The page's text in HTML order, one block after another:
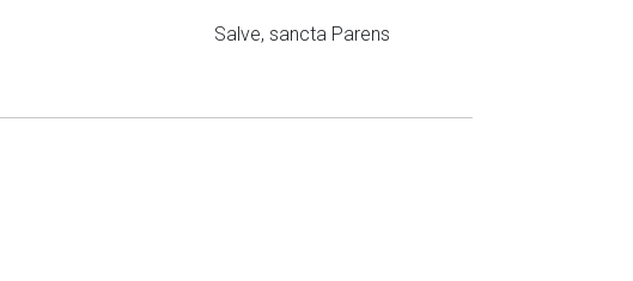
Salve, sancta Parens